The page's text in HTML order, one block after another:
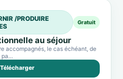
/PRODUIRE
Gratuit
au séjour
accompagnés, le cas échéant, de
pa…